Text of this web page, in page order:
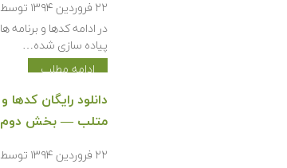
۲۲ فروردین ۱۳۹۴ توسط
پیاده سازی شده…
ادامه مطلب
متلب — بخش دوم
۲۲ فروردین ۱۳۹۴ توسط